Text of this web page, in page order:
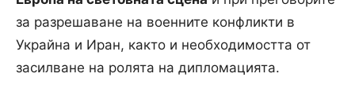
за разрешаване на военните конфликти в
Украйна и Иран, както и необходимостта от
засилване на ролята на дипломацията.